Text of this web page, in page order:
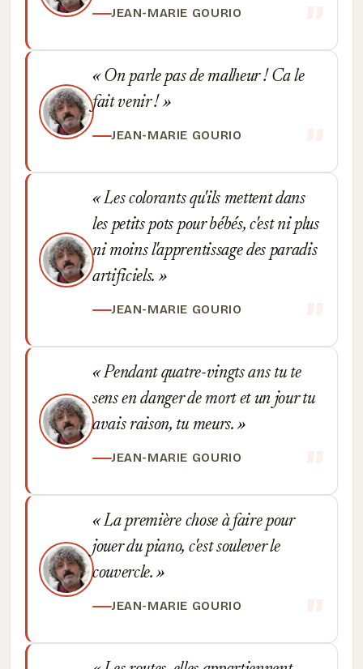
JEAN-MARIE GOURIO
On parle pas de malheur ! Ca le
fait venir !
JEAN-MARIE GOURIO
Les colorants qu'ils mettent dans
les petits pots pour bébés, c'est ni plus
ni moins l'apprentissage des paradis
artificiels.
JEAN-MARIE GOURIO
Pendant quatre-vingts ans tu te
sens en danger de mort et un jour tu
avais raison, tu meurs.
JEAN-MARIE GOURIO
La première chose à faire pour
jouer du piano, c'est soulever le
couvercle.
JEAN-MARIE GOURIO